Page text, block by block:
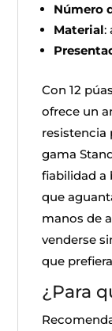
Número
Material:
Con 12
ofrece un
resistencia
gama
fiabilidad a
que
manos de
venderse
que
¿Para